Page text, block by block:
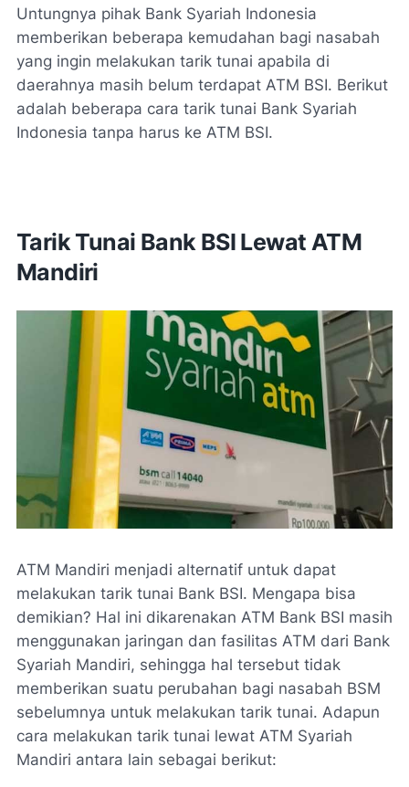
Untungnya pihak Bank Syariah Indonesia
memberikan beberapa kemudahan bagi nasabah
yang ingin melakukan tarik tunai apabila di
daerahnya masih belum terdapat ATM BSI. Berikut
adalah beberapa cara tarik tunai Bank Syariah
Indonesia tanpa harus ke ATM BSI.
Tarik Tunai Bank BSI Lewat ATM
Mandiri
ATM Mandiri menjadi alternatif untuk dapat
melakukan tarik tunai Bank BSI. Mengapa bisa
demikian? Hal ini dikarenakan ATM Bank BSI masih
menggunakan jaringan dan fasilitas ATM dari Bank
Syariah Mandiri, sehingga hal tersebut tidak
memberikan suatu perubahan bagi nasabah BSM
sebelumnya untuk melakukan tarik tunai. Adapun
cara melakukan tarik tunai lewat ATM Syariah
Mandiri antara lain sebagai berikut: